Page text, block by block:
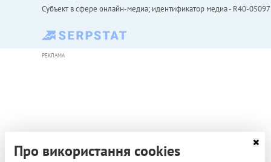
Субъект в сфере онлайн-медиа; идентификатор медиа - R40-05097
РЕКЛАМА
Про використання cookies